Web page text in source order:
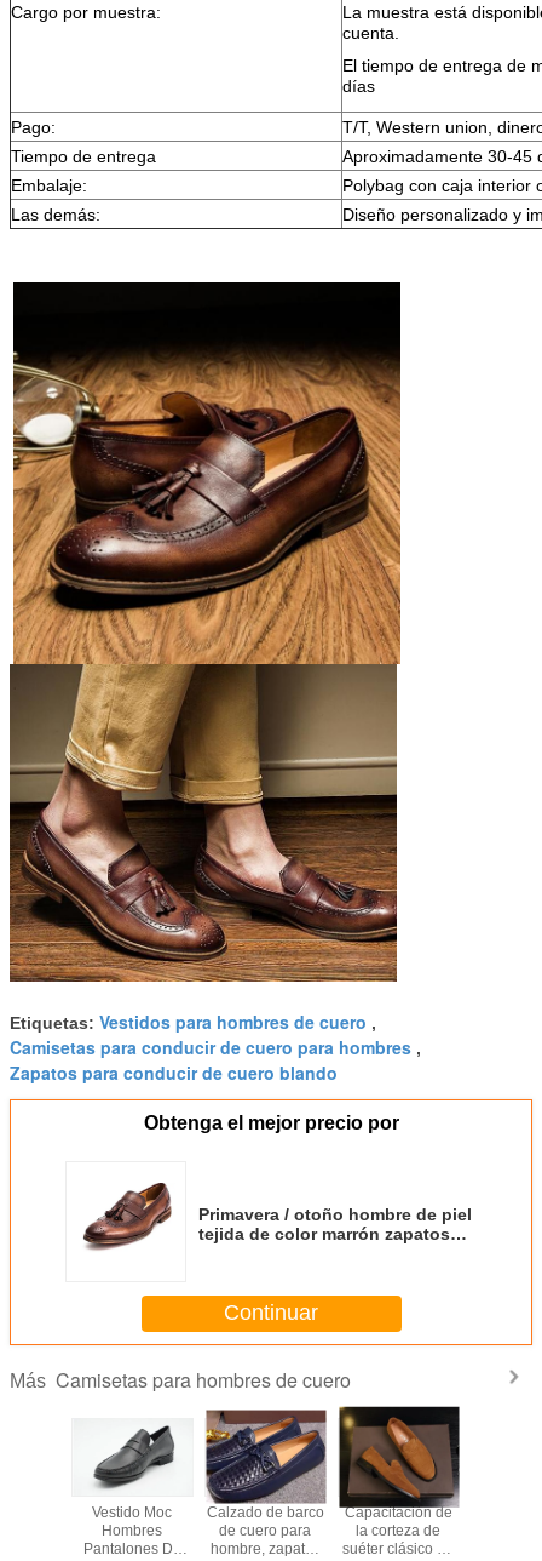
Cargo por muestra:
La muestra está
cuenta.
El tiempo de entrega de
días
Pago:
T/T, Western union,
Tiempo de entrega
Aproximadamente 30-45
Embalaje:
Polybag con caja interior
Las demás:
Diseño personalizado y
Etiquetas: Vestidos para hombres de cuero ,
Camisetas para conducir de cuero para hombres ,
Zapatos para conducir de cuero blando
Obtenga el mejor precio por
Primavera / otoño hombre de piel
tejida de color marrón zapatos
Continuar
Más Camisetas para hombres de cuero
Vestido Moc
Hombres
Pantalones De
Calzado de barco
de cuero para
hombre, zapatos
Capacitación de
la corteza de
suéter clásico de